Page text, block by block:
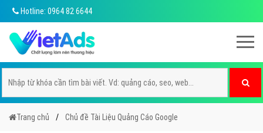
Hotline: 0964 82 6644
Trang chủ Chủ đề Tài Liệu Quảng Cáo Google